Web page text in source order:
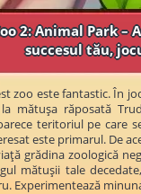
2: Animal Park –
succesul tău,
zoo este fantastic. În
mătușa răposată
teritoriul pe care
este primarul. De
grădina zoologică
mătușii tale
Experimentează